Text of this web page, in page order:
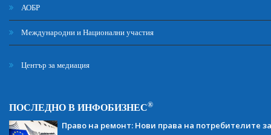
АОБР
Международни и Национални участия
Център за медиация
ПОСЛЕДНО В ИНФОБИЗНЕС®
Право на ремонт: Нови права на потребителите